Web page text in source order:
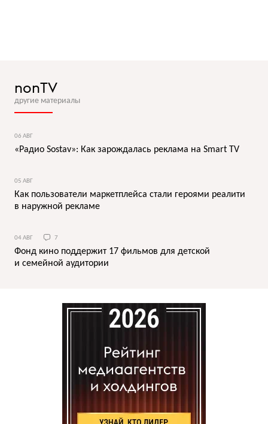
nonTV
другие материалы
06 АВГ
«Радио Sostav»: Как зарождалась реклама на Smart TV
05 АВГ
Как пользователи маркетплейса стали героями реалити
в наружной рекламе
04 АВГ 7
Фонд кино поддержит 17 фильмов для детской
и семейной аудитории